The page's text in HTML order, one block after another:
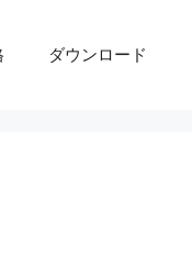
ダウンロード